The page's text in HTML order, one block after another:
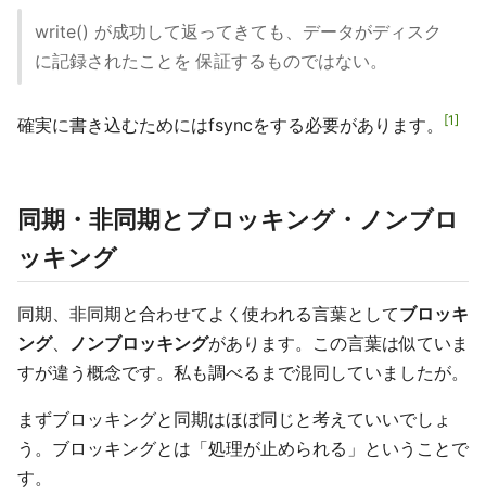
write() が成功して返ってきても、データがディスク
に記録されたことを 保証するものではない。
確実に書き込むためにはfsyncをする必要があります。 1
同期・非同期とブロッキング・ノンブロ
ッキング
同期、非同期と合わせてよく使われる言葉としてブロッキ
ング、 ノンブロッキングがあります。この言葉は似ていま
すが違う概念です。私も調べるまで混同していましたが。
まずブロッキングと同期はほぼ同じと考えていいでしょ
う。ブロッキングとは「処理が止められる」ということで
す。